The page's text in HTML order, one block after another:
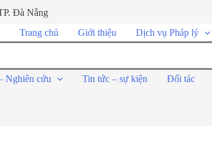
Đà Nẵng
Trang chủ Giới thiệu Dịch vụ Pháp lý
Nghiên cứu Tin tức – sự kiện Đối tác